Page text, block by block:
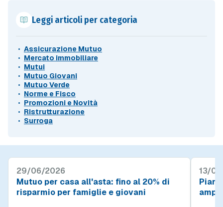
Leggi articoli per categoria
Assicurazione Mutuo
Mercato immobiliare
Mutui
Mutuo Giovani
Mutuo Verde
Norme e Fisco
Promozioni e Novità
Ristrutturazione
Surroga
29/06/2026
Mutuo per casa all'asta: fino al 20% di
risparmio per famiglie e giovani
13/